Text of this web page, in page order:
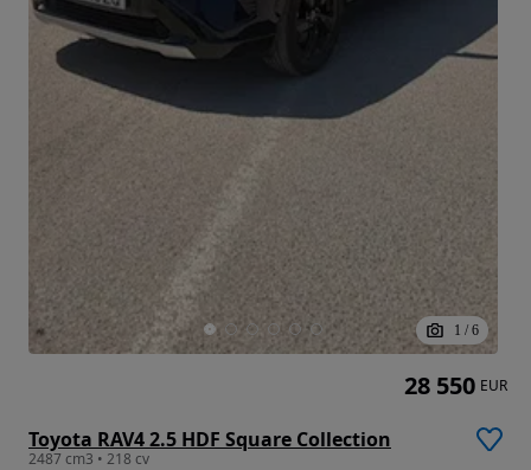
1 / 6
Toyota RAV4 2.5 HDF Square Collection
2487 cm3 • 218 cv
28 550 EUR